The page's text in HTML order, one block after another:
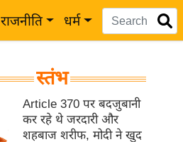
राजनीति धर्म
स्तंभ
Article 370 पर बदजुबानी
कर रहे थे जरदारी और
शहबाज शरीफ, मोदी ने खुद